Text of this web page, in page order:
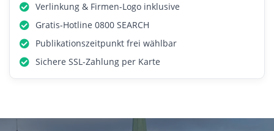
Verlinkung & Firmen-Logo inklusive
Gratis-Hotline 0800 SEARCH
Publikationszeitpunkt frei wählbar
Sichere SSL-Zahlung per Karte